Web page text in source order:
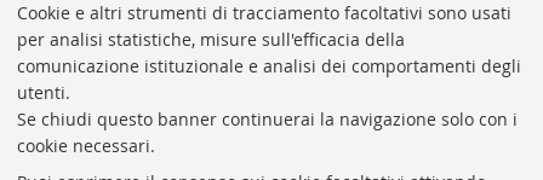
Cookie e altri strumenti di tracciamento facoltativi sono usati
per analisi statistiche, misure sull'efficacia della
comunicazione istituzionale e analisi dei comportamenti degli
utenti.
Se chiudi questo banner continuerai la navigazione solo con i
cookie necessari.
Torna “Manifesta”, la Cgil festeggia 120 anni